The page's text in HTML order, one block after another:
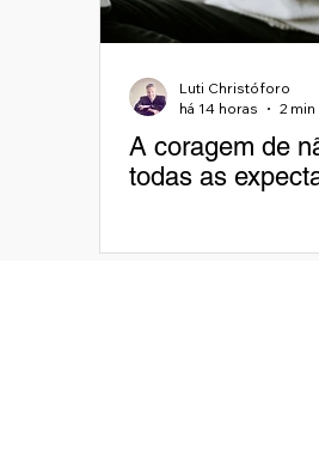
A coragem de
todas as
Luti Christóforo
há 14 horas
2